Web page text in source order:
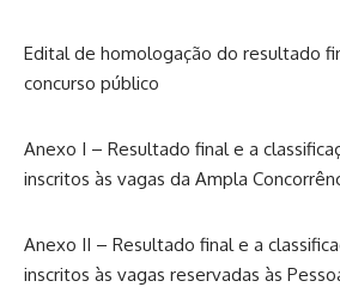
Edital de homologação do resultado
concurso público
Anexo I – Resultado final e a
inscritos às vagas da Ampla
Anexo II – Resultado final e a
inscritos às vagas reservadas às